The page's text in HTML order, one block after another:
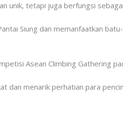
unik, tetapi juga berfungsi
Siung dan memanfaatkan
Asean Climbing Gathering
dan menarik perhatian para